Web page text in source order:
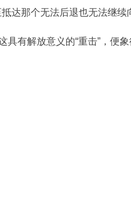
达那个无法后退也无法继
有解放意义的“重击”，便象